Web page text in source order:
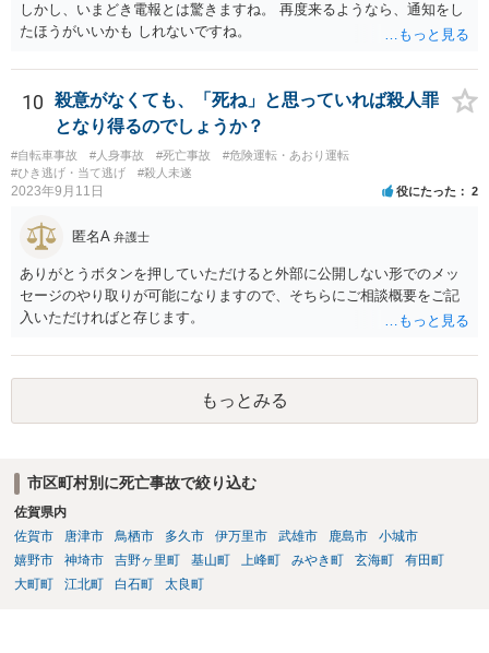
しかし、いまどき電報とは驚きますね。 再度来るようなら、通知をし
たほうがいいかも しれないですね。
10
殺意がなくても、「死ね」と思っていれば殺人罪
となり得るのでしょうか？
#自転車事故 #人身事故 #死亡事故
#危険運転・あおり運転
#ひき逃げ・当て逃げ
#殺人未遂
2023年9月11日 役にたった 2
匿名A 弁護士
ありがとうボタンを押していただけると外部に公開しない形でのメッ
セージのやり取りが可能になりますので、そちらにご相談概要をご記
入いただければと存じます。
もっとみる
市区町村別に死亡事故で絞り込む
佐賀県内
佐賀市
唐津市 鳥栖市 多久市 伊万里市 武雄市 鹿島市
小城市
嬉野市
神埼市 吉野ヶ里町 基山町 上峰町 みやき町 玄海町
有田町
大町町
江北町 白石町 太良町